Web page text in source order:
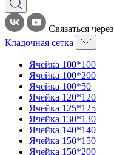
Связаться через
Кладочная сетка
Ячейка 100*100
Ячейка 100*200
Ячейка 100*50
Ячейка 120*120
Ячейка 125*125
Ячейка 130*130
Ячейка 140*140
Ячейка 150*150
Ячейка 150*200